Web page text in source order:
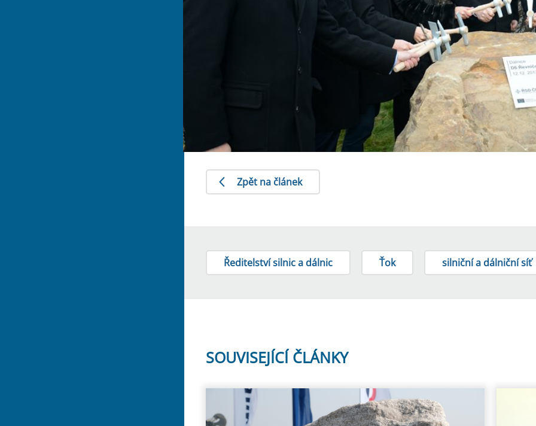
Zpět na článek
Ředitelství silnic a dálnic Ťok silniční a dálniční síť
SOUVISEJÍCÍ ČLÁNKY